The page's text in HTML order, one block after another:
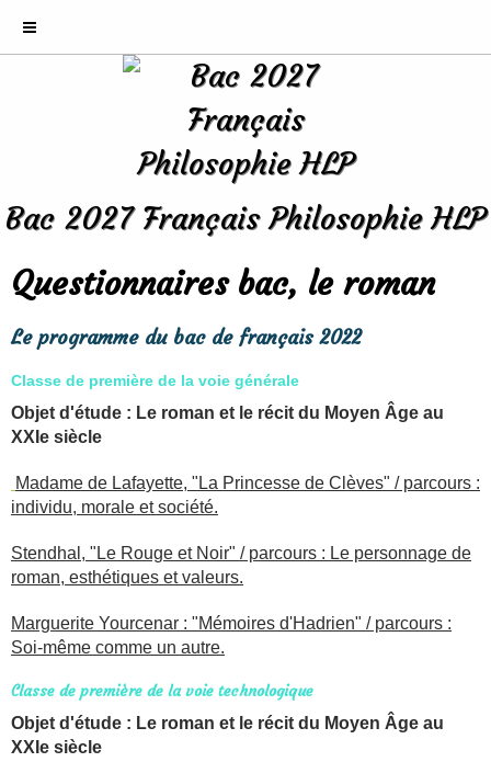
Bac 2027 Français Philosophie HLP
Questionnaires bac, le roman
Le programme du bac de français 2022
Classe de première de la voie générale
Objet d'étude : Le roman et le récit du Moyen Âge au
XXIe siècle
Madame de Lafayette, "La Princesse de Clèves" / parcours :
individu, morale et société.
Stendhal, "Le Rouge et Noir" / parcours : Le personnage de
roman, esthétiques et valeurs.
Marguerite Yourcenar : "Mémoires d'Hadrien" / parcours :
Soi-même comme un autre.
Classe de première de la voie technologique
Objet d'étude : Le roman et le récit du Moyen Âge au
XXIe siècle